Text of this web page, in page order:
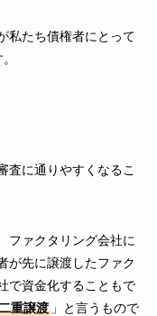
私たち債権者にとって
査に通りやすくなるこ
ファクタリング会社に
が先に譲渡したファク
で資金化することもで
重譲渡」と言うもので